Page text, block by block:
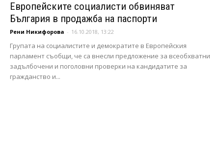
Европейските социалисти обвиняват
България в продажба на паспорти
Рени Никифорова - 16.10.2018, 13:22
Групата на социалистите и демократите в Европейския
парламент съобщи, че са внесли предложение за всеобхватни
задълбочени и поголовни проверки на кандидатите за
гражданство и...